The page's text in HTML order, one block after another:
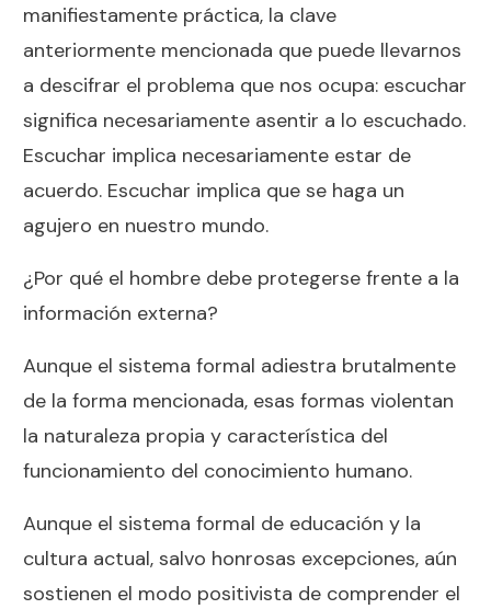
manifiestamente práctica, la clave
anteriormente mencionada que puede llevarnos
a descifrar el problema que nos ocupa: escuchar
significa necesariamente asentir a lo escuchado.
Escuchar implica necesariamente estar de
acuerdo. Escuchar implica que se haga un
agujero en nuestro mundo.
¿Por qué el hombre debe protegerse frente a la
información externa?
Aunque el sistema formal adiestra brutalmente
de la forma mencionada, esas formas violentan
la naturaleza propia y característica del
funcionamiento del conocimiento humano.
Aunque el sistema formal de educación y la
cultura actual, salvo honrosas excepciones, aún
sostienen el modo positivista de comprender el